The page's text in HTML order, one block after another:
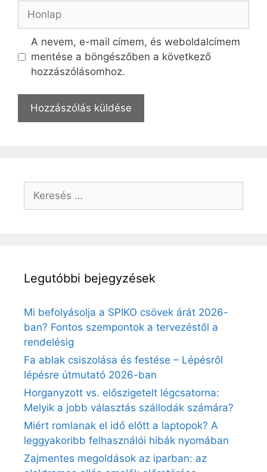
A nevem, e-mail címem, és weboldalcímem
mentése a böngészőben a következő
hozzászólásomhoz.
Keresés:
Legutóbbi bejegyzések
Mi befolyásolja a SPIKO csövek árát 2026-
ban? Fontos szempontok a tervezéstől a
rendelésig
Fa ablak csiszolása és festése – Lépésről
lépésre útmutató 2026-ban
Horganyzott vs. előszigetelt légcsatorna:
Melyik a jobb választás szállodák számára?
Miért romlanak el idő előtt a laptopok? A
leggyakoribb felhasználói hibák nyomában
Zajmentes megoldások az iparban: az